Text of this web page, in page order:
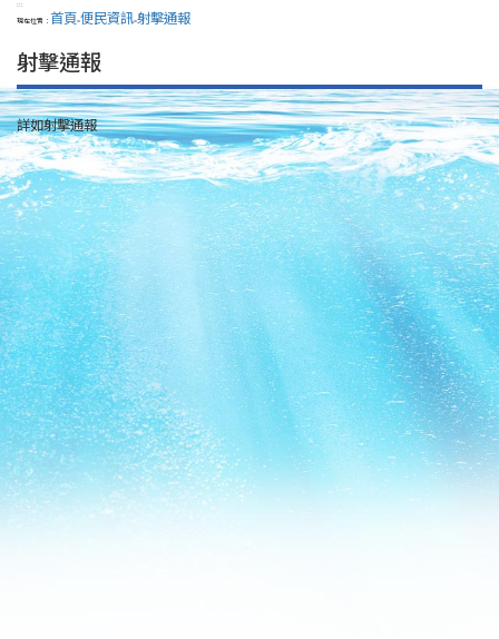
:::
現在位置： 首頁>便民資訊>射擊通報
射擊通報
詳如射擊通報